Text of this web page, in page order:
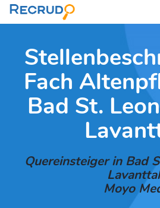
Fach
Bad St.
Quereinsteiger in Bad
Lavanttal
Moyo